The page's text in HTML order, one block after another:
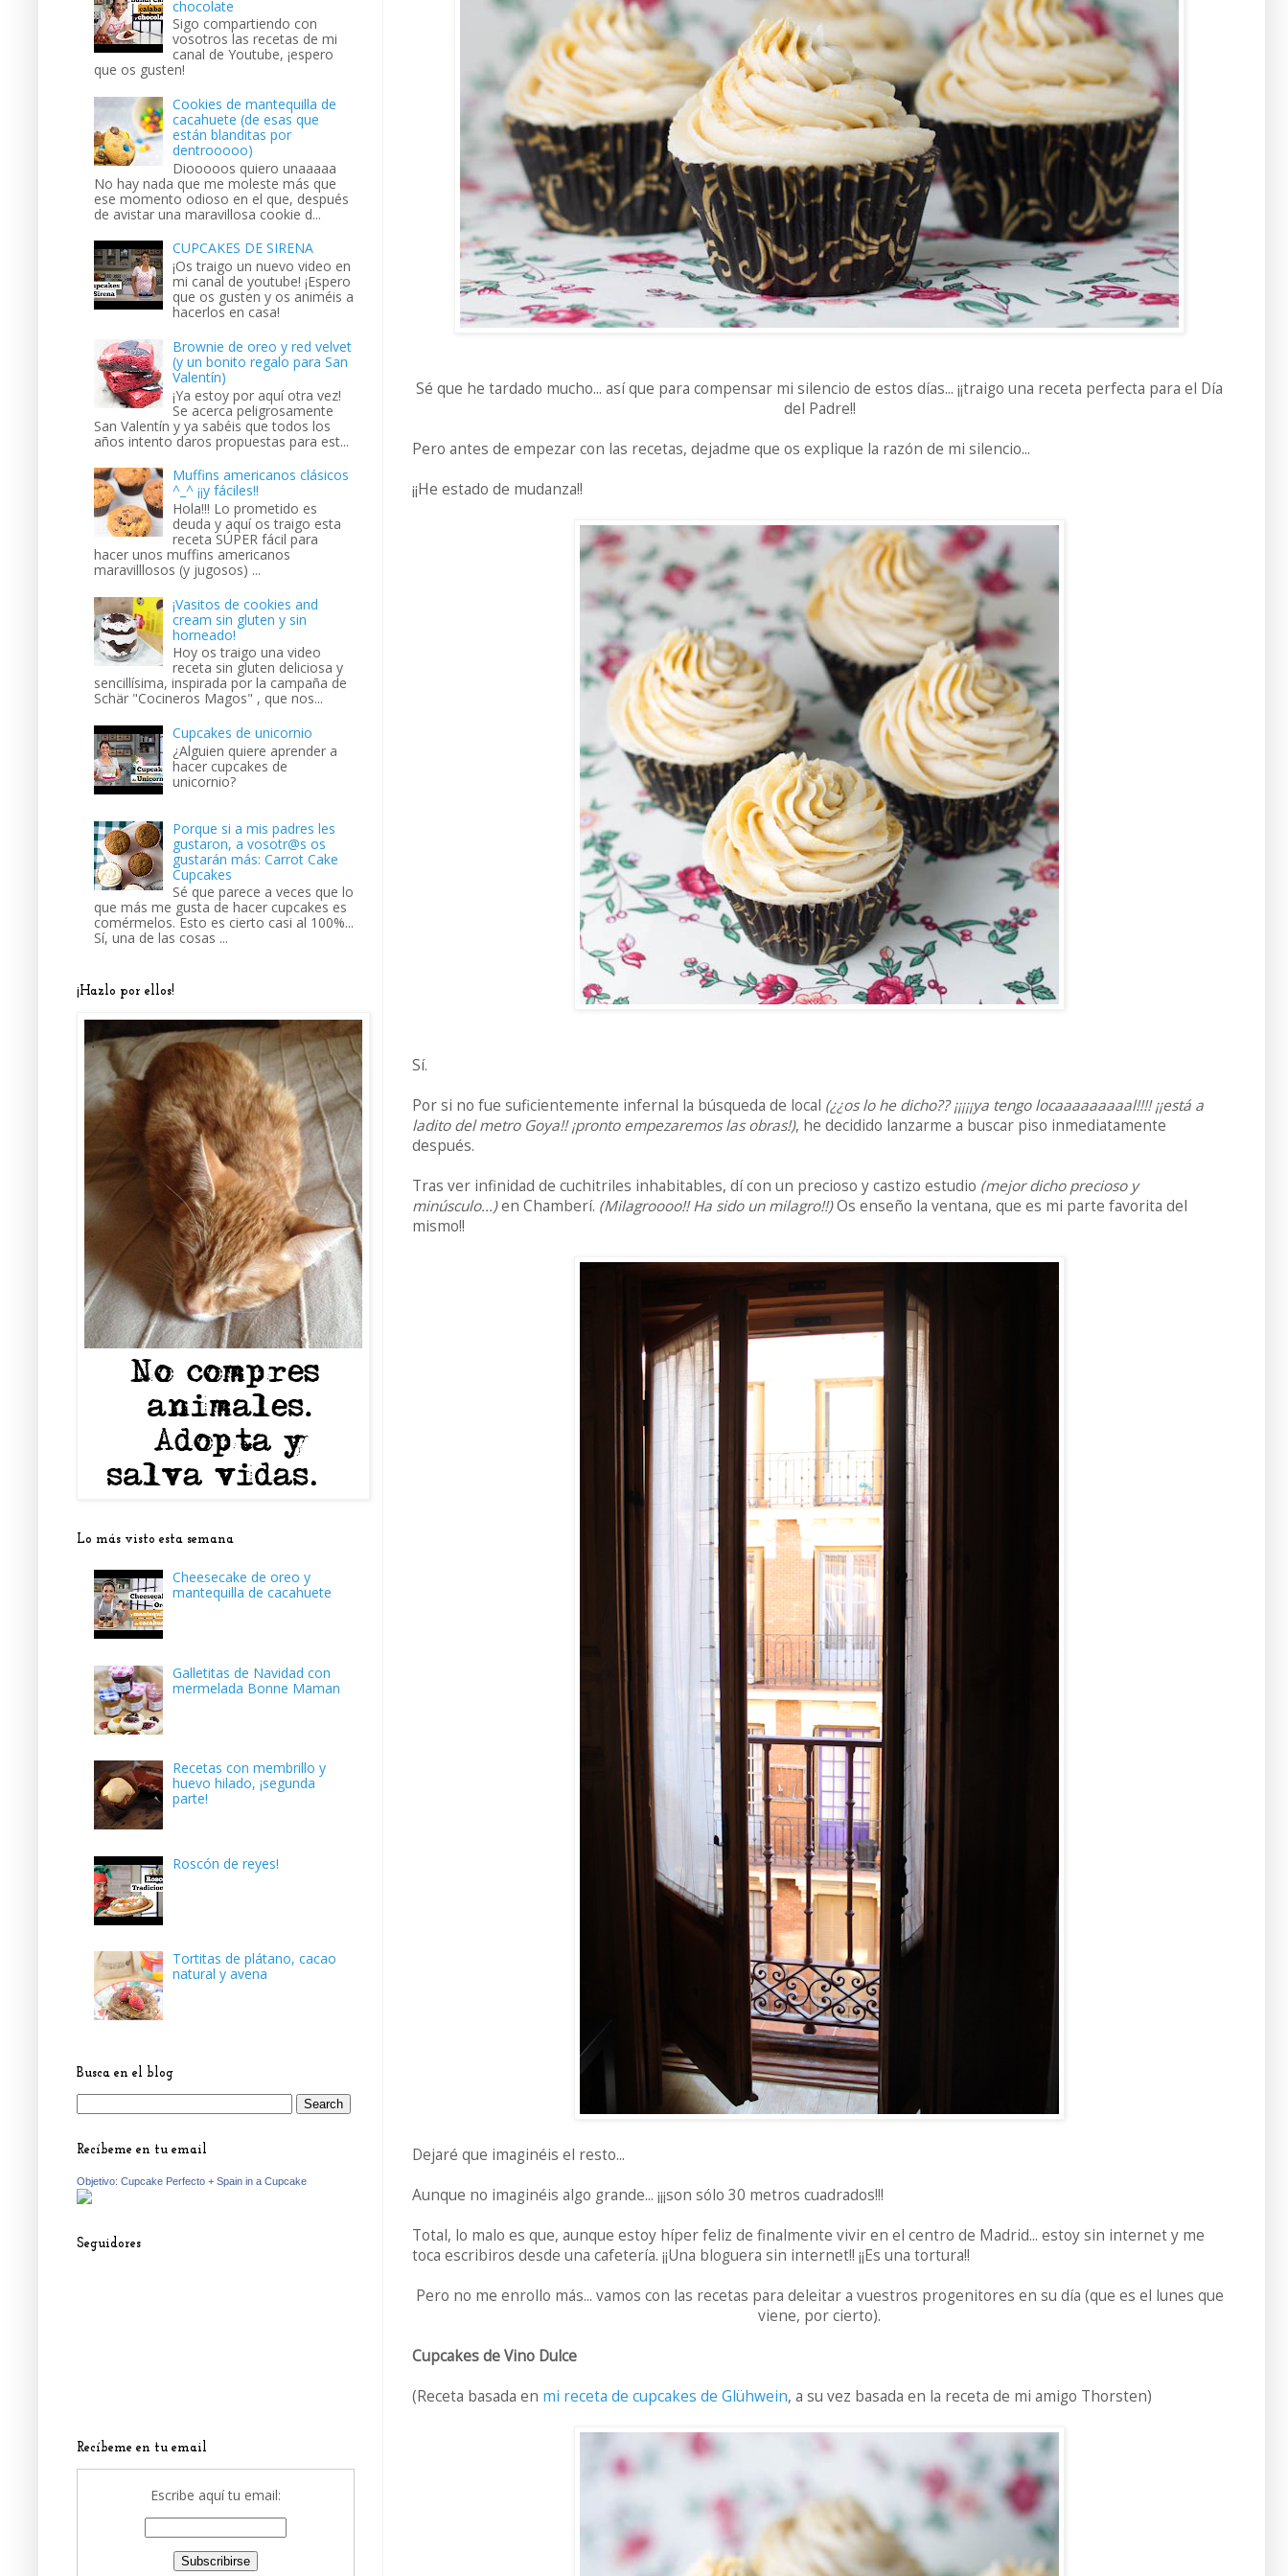
Sé que he tardado mucho... así que para compensar mi silencio de estos días... ¡¡traigo una receta perfecta para el Día
del Padre!!
Pero antes de empezar con las recetas, dejadme que os explique la razón de mi silencio...
¡¡He estado de mudanza!!
Sí.
Por si no fue suficientemente infernal la búsqueda de local (¿¿os lo he dicho?? ¡¡¡¡¡ya tengo locaaaaaaaaal!!!! ¡¡está a
ladito del metro Goya!! ¡pronto empezaremos las obras!), he decidido lanzarme a buscar piso inmediatamente
después.
Tras ver infinidad de cuchitriles inhabitables, dí con un precioso y castizo estudio (mejor dicho precioso y
minúsculo...)en Chamberí. (Milagroooo!! Ha sido un milagro!!)Os enseño la ventana, que es mi parte favorita del
mismo!!
Dejaré que imaginéis el resto...
Aunque no imaginéis algo grande... ¡¡¡son sólo 30 metros cuadrados!!!
Total, lo malo es que, aunque estoy híper feliz de finalmente vivir en el centro de Madrid... estoy sin internet y me
toca escribiros desde una cafetería. ¡¡Una bloguera sin internet!! ¡¡Es una tortura!!
Pero no me enrollo más... vamos con las recetas para deleitar a vuestros progenitores en su día (que es el lunes que
viene, por cierto).
Cupcakes de Vino Dulce
(Receta basada en mi receta de cupcakes de Glühwein, a su vez basada en la receta de mi amigo Thorsten)
chocolate
Sigo compartiendo con
vosotros las recetas de mi
canal de Youtube, ¡espero
que os gusten!
Cookies de mantequilla de
cacahuete (de esas que
están blanditas por
dentrooooo)
Diooooos quiero unaaaaa
No hay nada que me moleste más que
ese momento odioso en el que, después
de avistar una maravillosa cookie d...
CUPCAKES DE SIRENA
¡Os traigo un nuevo video en
mi canal de youtube! ¡Espero
que os gusten y os animéis a
hacerlos en casa!
Brownie de oreo y red velvet
(y un bonito regalo para San
Valentín)
¡Ya estoy por aquí otra vez!
Se acerca peligrosamente
San Valentín y ya sabéis que todos los
años intento daros propuestas para est...
Muffins americanos clásicos
^_^ ¡¡y fáciles!!
Hola!!! Lo prometido es
deuda y aquí os traigo esta
receta SÚPER fácil para
hacer unos muffins americanos
maravilllosos (y jugosos) ...
¡Vasitos de cookies and
cream sin gluten y sin
horneado!
Hoy os traigo una video
receta sin gluten deliciosa y
sencillísima, inspirada por la campaña de
Schär "Cocineros Magos" , que nos...
Cupcakes de unicornio
¿Alguien quiere aprender a
hacer cupcakes de
unicornio?
Porque si a mis padres les
gustaron, a vosotr@s os
gustarán más: Carrot Cake
Cupcakes
Sé que parece a veces que lo
que más me gusta de hacer cupcakes es
comérmelos. Esto es cierto casi al 100%...
Sí, una de las cosas ...
¡Hazlo por ellos!
Lo más visto esta semana
Cheesecake de oreo y
mantequilla de cacahuete
Galletitas de Navidad con
mermelada Bonne Maman
Recetas con membrillo y
huevo hilado, ¡segunda
parte!
Roscón de reyes!
Tortitas de plátano, cacao
natural y avena
Busca en el blog
Recíbeme en tu email
Objetivo: Cupcake Perfecto + Spain in a Cupcake
Seguidores
Recíbeme en tu email
Escribe aquí tu email: